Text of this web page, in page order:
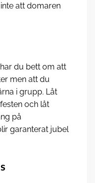
att domaren
du bett om att
men att du
i grupp. Låt
och låt
på
garanterat jubel